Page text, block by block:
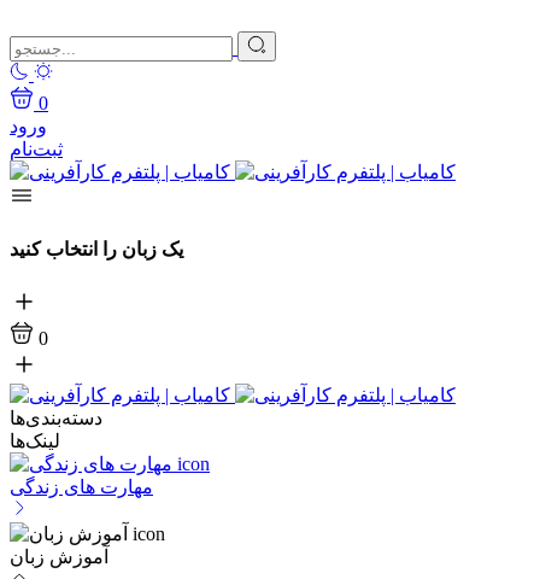
0
ورود
ثبت‌نام
یک زبان را انتخاب کنید
0
دسته‌بندی‌ها
لینک‌ها
مهارت های زندگی
آموزش زبان